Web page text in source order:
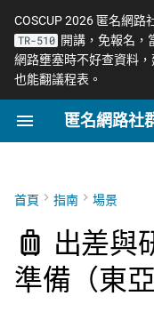
COSCUP 2026 匿名網
TR-510 開講，免報名，
網路壅塞時不好查資料
也能翻議程表。
正
初
尋
引
網路自由為什麼重
威脅模型如何建立
Metadata 是什麼
重要
什麼是匿名網路？
Tor Browser 進階設
Tor Snowflake
OnionShare
如何讀這張表
出發前的通用準備（
都適用）
依風險分層的加碼準備
端對端加密如何運
去中心化網站發布
零知識身分驗證與
常被誤認為匿名的
網路政變 -
OONI 網站檢測清單
Tor Relays 觀測點
台灣個資法 2025
軟體更新日誌
文章類型
開始參與
推動主題
COSCUP 2026 公
匿名網路工作坊
籌備頁面
持續關注
首頁 指南 場景
出差與
準備（東